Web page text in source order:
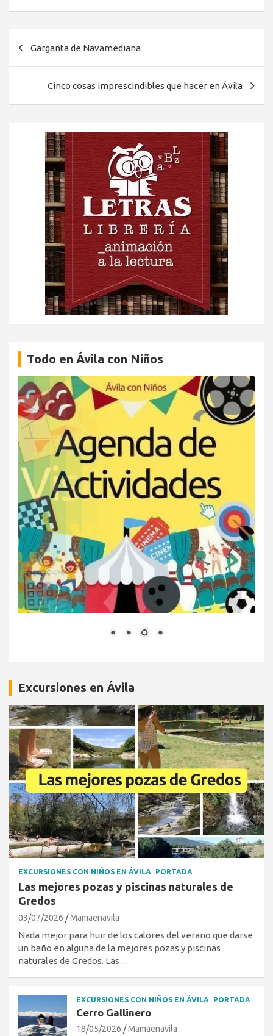
Garganta de Navamediana
Cinco cosas imprescindibles que hacer en Ávila
Todo en Ávila con Niños
Excursiones en Ávila
EXCURSIONES CON NIÑOS EN ÁVILA PORTADA
Las mejores pozas y piscinas naturales de
Gredos
03/07/2026 Mamaenavila
Nada mejor para huir de los calores del verano que darse
un baño en alguna de la mejores pozas y piscinas
naturales de Gredos. Las…
EXCURSIONES CON NIÑOS EN ÁVILA PORTADA
Cerro Gallinero
18/05/2026 Mamaenavila